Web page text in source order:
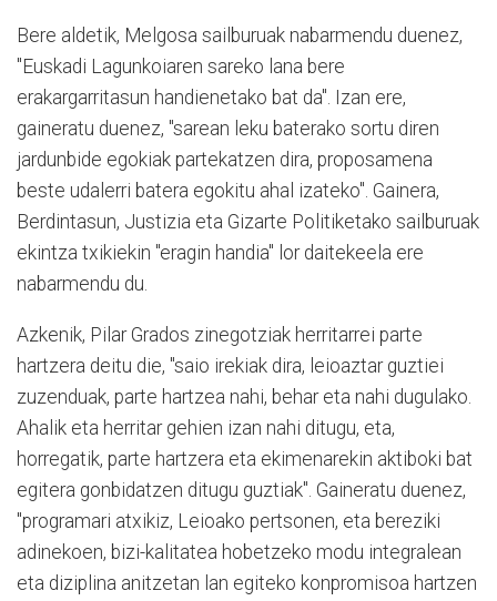
Bere aldetik, Melgosa sailburuak nabarmendu duenez,
"Euskadi Lagunkoiaren sareko lana bere
erakargarritasun handienetako bat da". Izan ere,
gaineratu duenez, "sarean leku baterako sortu diren
jardunbide egokiak partekatzen dira, proposamena
beste udalerri batera egokitu ahal izateko". Gainera,
Berdintasun, Justizia eta Gizarte Politiketako sailburuak
ekintza txikiekin "eragin handia" lor daitekeela ere
nabarmendu du.
Azkenik, Pilar Grados zinegotziak herritarrei parte
hartzera deitu die, "saio irekiak dira, leioaztar guztiei
zuzenduak, parte hartzea nahi, behar eta nahi dugulako.
Ahalik eta herritar gehien izan nahi ditugu, eta,
horregatik, parte hartzera eta ekimenarekin aktiboki bat
egitera gonbidatzen ditugu guztiak". Gaineratu duenez,
"programari atxikiz, Leioako pertsonen, eta bereziki
adinekoen, bizi-kalitatea hobetzeko modu integralean
eta diziplina anitzetan lan egiteko konpromisoa hartzen